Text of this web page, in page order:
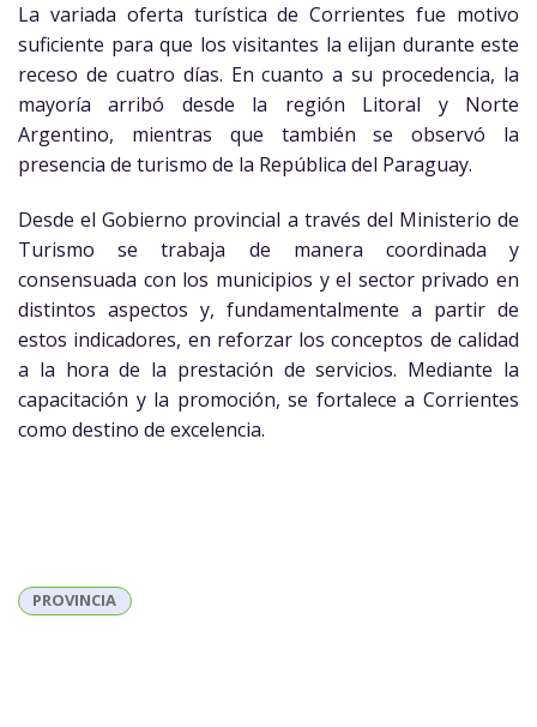
La variada oferta turística de Corrientes fue motivo
suficiente para que los visitantes la elijan durante este
receso de cuatro días. En cuanto a su procedencia, la
mayoría arribó desde la región Litoral y Norte
Argentino, mientras que también se observó la
presencia de turismo de la República del Paraguay.
Desde el Gobierno provincial a través del Ministerio de
Turismo se trabaja de manera coordinada y
consensuada con los municipios y el sector privado en
distintos aspectos y, fundamentalmente a partir de
estos indicadores, en reforzar los conceptos de calidad
a la hora de la prestación de servicios. Mediante la
capacitación y la promoción, se fortalece a Corrientes
como destino de excelencia.
PROVINCIA